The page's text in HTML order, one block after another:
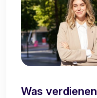
Was verdienen